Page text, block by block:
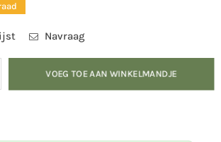
Navraag
VOEG TOE AAN WINKELMANDJE